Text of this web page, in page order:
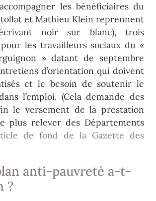
les bénéficiaires du
et Mathieu Klein reprennent
noir sur blanc), trois
les travailleurs sociaux du «
» datant de septembre
d’orientation qui doivent
et le besoin de soutenir le
l’emploi. (Cela demande des
le versement de la prestation
plus relever des Départements
de fond de la Gazette des
anti-pauvreté a-t-
?